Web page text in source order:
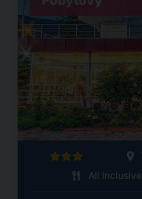
All Inclusive